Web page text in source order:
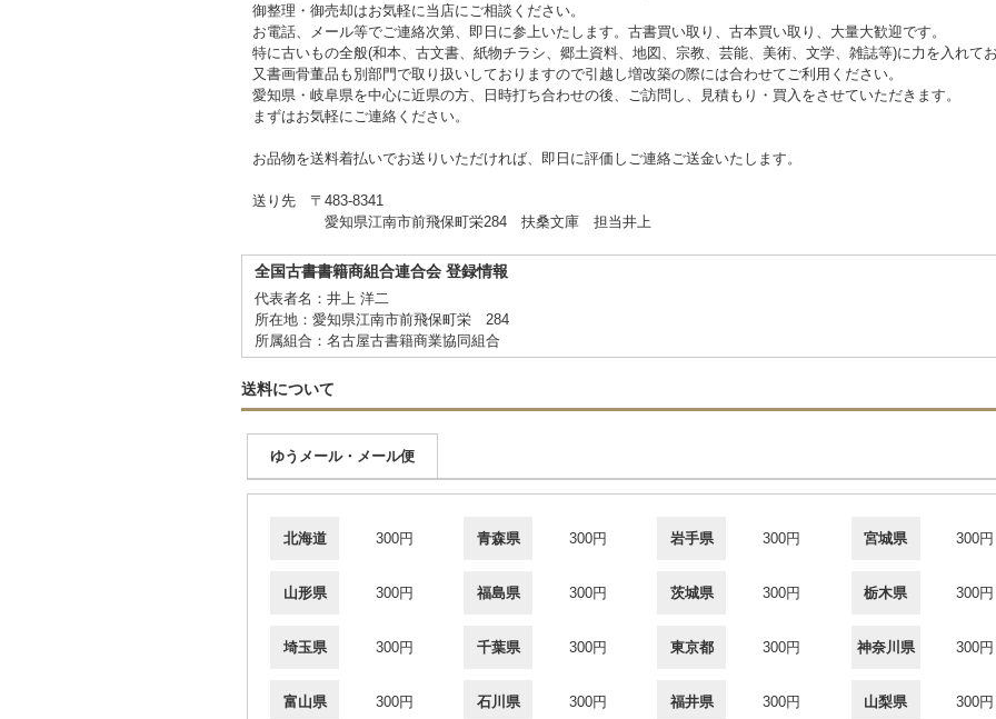
御整理・御売却はお気軽に当店にご相談ください。
お電話、メール等でご連絡次第、即日に参上いたします。古書買い取り、古本買い取り、大量大歓迎です。
特に古いもの全般(和本、古文書、紙物チラシ、郷土資料、地図、宗教、芸能、美術、文学、雑誌等)に力を入れてお
又書画骨董品も別部門で取り扱いしておりますので引越し増改築の際には合わせてご利用ください。
愛知県・岐阜県を中心に近県の方、日時打ち合わせの後、ご訪問し、見積もり・買入をさせていただきます。
まずはお気軽にご連絡ください。
お品物を送料着払いでお送りいただければ、即日に評価しご連絡ご送金いたします。
送り先 〒483-8341
愛知県江南市前飛保町栄284 扶桑文庫 担当井上
全国古書書籍商組合連合会 登録情報
代表者名：井上 洋二
所在地：愛知県江南市前飛保町栄 284
所属組合：名古屋古書籍商業協同組合
送料について
ゆうメール・メール便
北海道 300円 青森県 300円 岩手県 300円 宮城県 300円
山形県 300円 福島県 300円 茨城県 300円 栃木県 300円
埼玉県 300円 千葉県 300円 東京都 300円 神奈川県 300円
富山県 300円 石川県 300円 福井県 300円 山梨県 300円